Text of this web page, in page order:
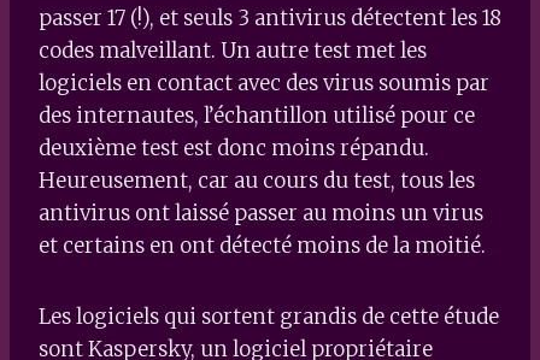
passer 17 (!), et seuls 3 antivirus détectent les 18
codes malveillant. Un autre test met les
logiciels en contact avec des virus soumis par
des internautes, l’échantillon utilisé pour ce
deuxième test est donc moins répandu.
Heureusement, car au cours du test, tous les
antivirus ont laissé passer au moins un virus
et certains en ont détecté moins de la moitié.
Les logiciels qui sortent grandis de cette étude
sont Kaspersky, un logiciel propriétaire